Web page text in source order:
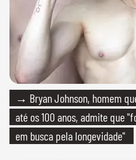
→ Bryan Johnson, homem
até os 100 anos, admite que
em busca pela longevidade"